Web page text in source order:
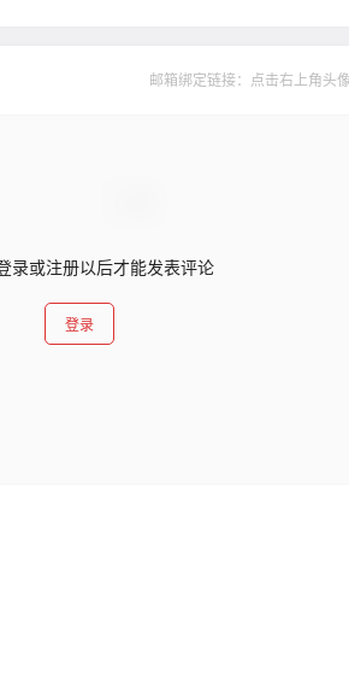
邮箱绑定链接：点击右上角
录或注册以后才能发表评论
登录